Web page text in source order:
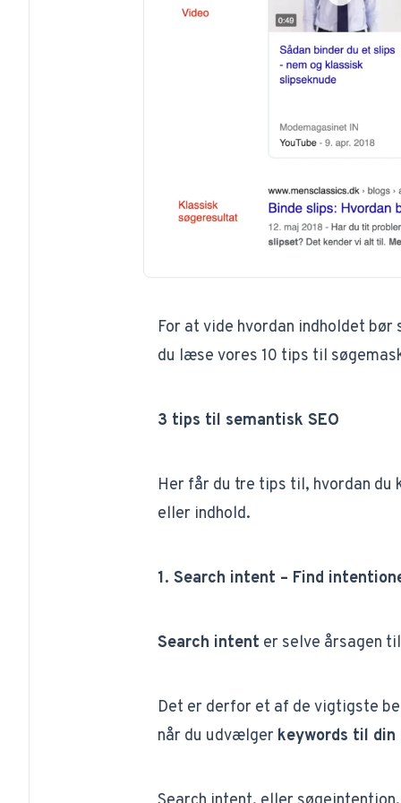
For at vide hvordan indholdet
du læse vores 10 tips til
3 tips til semantisk SEO
Her får du tre tips til, hvordan du
eller indhold.
1. Search intent – Find
Search intent er selve årsagen
Det er derfor et af de vigtigste
når du udvælger keywords til din